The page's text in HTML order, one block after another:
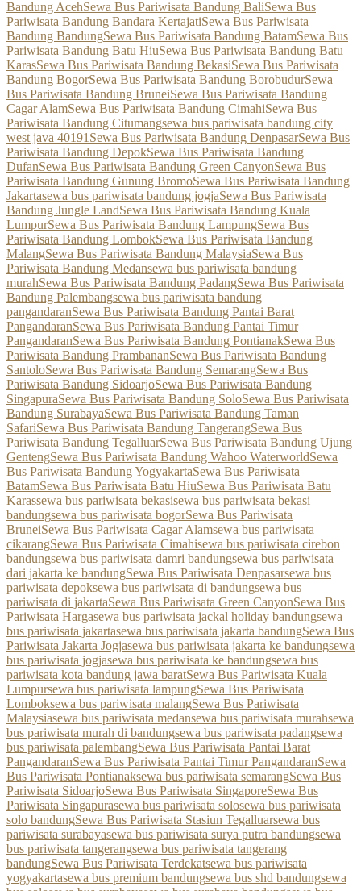
Bandung AcehSewa Bus Pariwisata Bandung BaliSewa Bus
Pariwisata Bandung Bandara KertajatiSewa Bus Pariwisata
Bandung BandungSewa Bus Pariwisata Bandung BatamSewa Bus
Pariwisata Bandung Batu HiuSewa Bus Pariwisata Bandung Batu
KarasSewa Bus Pariwisata Bandung BekasiSewa Bus Pariwisata
Bandung BogorSewa Bus Pariwisata Bandung BorobudurSewa
Bus Pariwisata Bandung BruneiSewa Bus Pariwisata Bandung
Cagar AlamSewa Bus Pariwisata Bandung CimahiSewa Bus
Pariwisata Bandung Citumangsewa bus pariwisata bandung city
west java 40191Sewa Bus Pariwisata Bandung DenpasarSewa Bus
Pariwisata Bandung DepokSewa Bus Pariwisata Bandung
DufanSewa Bus Pariwisata Bandung Green CanyonSewa Bus
Pariwisata Bandung Gunung BromoSewa Bus Pariwisata Bandung
Jakartasewa bus pariwisata bandung jogjaSewa Bus Pariwisata
Bandung Jungle LandSewa Bus Pariwisata Bandung Kuala
LumpurSewa Bus Pariwisata Bandung LampungSewa Bus
Pariwisata Bandung LombokSewa Bus Pariwisata Bandung
MalangSewa Bus Pariwisata Bandung MalaysiaSewa Bus
Pariwisata Bandung Medansewa bus pariwisata bandung
murahSewa Bus Pariwisata Bandung PadangSewa Bus Pariwisata
Bandung Palembangsewa bus pariwisata bandung
pangandaranSewa Bus Pariwisata Bandung Pantai Barat
PangandaranSewa Bus Pariwisata Bandung Pantai Timur
PangandaranSewa Bus Pariwisata Bandung PontianakSewa Bus
Pariwisata Bandung PrambananSewa Bus Pariwisata Bandung
SantoloSewa Bus Pariwisata Bandung SemarangSewa Bus
Pariwisata Bandung SidoarjoSewa Bus Pariwisata Bandung
SingapuraSewa Bus Pariwisata Bandung SoloSewa Bus Pariwisata
Bandung SurabayaSewa Bus Pariwisata Bandung Taman
SafariSewa Bus Pariwisata Bandung TangerangSewa Bus
Pariwisata Bandung TegalluarSewa Bus Pariwisata Bandung Ujung
GentengSewa Bus Pariwisata Bandung Wahoo WaterworldSewa
Bus Pariwisata Bandung YogyakartaSewa Bus Pariwisata
BatamSewa Bus Pariwisata Batu HiuSewa Bus Pariwisata Batu
Karassewa bus pariwisata bekasisewa bus pariwisata bekasi
bandungsewa bus pariwisata bogorSewa Bus Pariwisata
BruneiSewa Bus Pariwisata Cagar Alamsewa bus pariwisata
cikarangSewa Bus Pariwisata Cimahisewa bus pariwisata cirebon
bandungsewa bus pariwisata damri bandungsewa bus pariwisata
dari jakarta ke bandungSewa Bus Pariwisata Denpasarsewa bus
pariwisata depoksewa bus pariwisata di bandungsewa bus
pariwisata di jakartaSewa Bus Pariwisata Green CanyonSewa Bus
Pariwisata Hargasewa bus pariwisata jackal holiday bandungsewa
bus pariwisata jakartasewa bus pariwisata jakarta bandungSewa Bus
Pariwisata Jakarta Jogjasewa bus pariwisata jakarta ke bandungsewa
bus pariwisata jogjasewa bus pariwisata ke bandungsewa bus
pariwisata kota bandung jawa baratSewa Bus Pariwisata Kuala
Lumpursewa bus pariwisata lampungSewa Bus Pariwisata
Lomboksewa bus pariwisata malangSewa Bus Pariwisata
Malaysiasewa bus pariwisata medansewa bus pariwisata murahsewa
bus pariwisata murah di bandungsewa bus pariwisata padangsewa
bus pariwisata palembangSewa Bus Pariwisata Pantai Barat
PangandaranSewa Bus Pariwisata Pantai Timur PangandaranSewa
Bus Pariwisata Pontianaksewa bus pariwisata semarangSewa Bus
Pariwisata SidoarjoSewa Bus Pariwisata SingaporeSewa Bus
Pariwisata Singapurasewa bus pariwisata solosewa bus pariwisata
solo bandungSewa Bus Pariwisata Stasiun Tegalluarsewa bus
pariwisata surabayasewa bus pariwisata surya putra bandungsewa
bus pariwisata tangerangsewa bus pariwisata tangerang
bandungSewa Bus Pariwisata Terdekatsewa bus pariwisata
yogyakartasewa bus premium bandungsewa bus shd bandungsewa